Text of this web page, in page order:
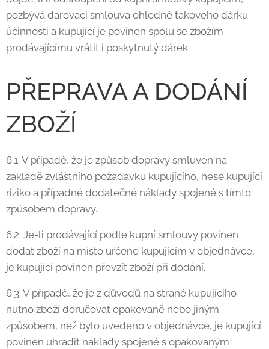
pozbývá darovací smlouva ohledně takového dárku
účinnosti a kupující je povinen spolu se zbožím
prodávajícímu vrátit i poskytnutý dárek.
PŘEPRAVA A DODÁNÍ
ZBOŽÍ
6.1. V případě, že je způsob dopravy smluven na
základě zvláštního požadavku kupujícího, nese kupující
riziko a případné dodatečné náklady spojené s tímto
způsobem dopravy.
6.2. Je-li prodávající podle kupní smlouvy povinen
dodat zboží na místo určené kupujícím v objednávce,
je kupující povinen převzít zboží při dodání.
6.3. V případě, že je z důvodů na straně kupujícího
nutno zboží doručovat opakovaně nebo jiným
způsobem, než bylo uvedeno v objednávce, je kupující
povinen uhradit náklady spojené s opakovaným